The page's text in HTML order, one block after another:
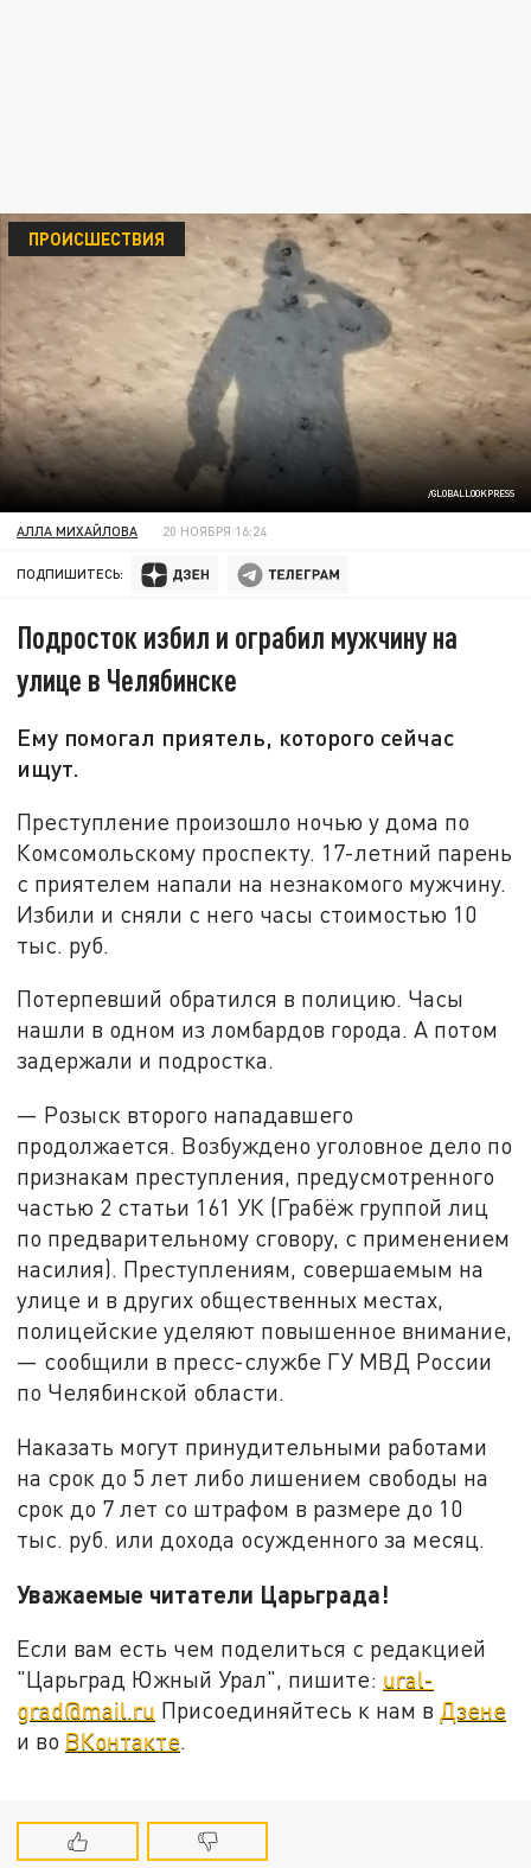
/GLOBALLOOKPRESS
ПРОИСШЕСТВИЯ
АЛЛА МИХАЙЛОВА 20 НОЯБРЯ 16:24
ПОДПИШИТЕСЬ:
Подросток избил и ограбил мужчину на
улице в Челябинске
Ему помогал приятель, которого сейчас
ищут.
Преступление произошло ночью у дома по
Комсомольскому проспекту. 17-летний парень
с приятелем напали на незнакомого мужчину.
Избили и сняли с него часы стоимостью 10
тыс. руб.
Потерпевший обратился в полицию. Часы
нашли в одном из ломбардов города. А потом
задержали и подростка.
— Розыск второго нападавшего
продолжается. Возбуждено уголовное дело по
признакам преступления, предусмотренного
частью 2 статьи 161 УК (Грабёж группой лиц
по предварительному сговору, с применением
насилия). Преступлениям, совершаемым на
улице и в других общественных местах,
полицейские уделяют повышенное внимание,
— сообщили в пресс-службе ГУ МВД России
по Челябинской области.
Наказать могут принудительными работами
на срок до 5 лет либо лишением свободы на
срок до 7 лет со штрафом в размере до 10
тыс. руб. или дохода осужденного за месяц.
Уважаемые читатели Царьграда!
Если вам есть чем поделиться с редакцией
"Царьград Южный Урал", пишите: ural-
grad@mail.ru Присоединяйтесь к нам в Дзене
и во ВКонтакте.